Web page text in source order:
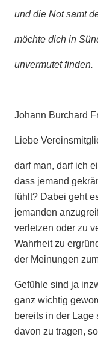
und die Not samt
möchte dich in
unvermutet finden.
Johann Burchard
Liebe
darf man, darf ich
dass jemand
fühlt? Dabei geht
jemanden
verletzen oder zu
Wahrheit zu
der Meinungen
Gefühle sind ja
ganz wichtig
bereits in der Lage
davon zu tragen,